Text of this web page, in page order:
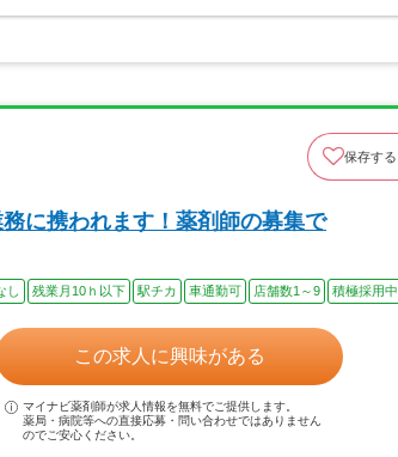
保存する
に携われます！薬剤師の募集で
し 残業月10ｈ以下 駅チカ 車通勤可 店舗数1～9 積極採用中
この求人に興味がある
マイナビ薬剤師が求人情報を無料でご提供します。
薬局・病院等への直接応募・問い合わせではありません
のでご安心ください。